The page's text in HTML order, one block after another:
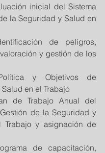
inicial del Sistema
la Seguridad y Salud en
de peligros,
y gestión de los
y Objetivos de
en el Trabajo
de Trabajo Anual del
de la Seguridad y
Trabajo y asignación de
de capacitación,